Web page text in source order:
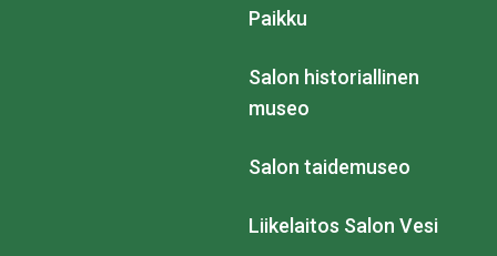
Paikku
Salon historiallinen
museo
Salon taidemuseo
Liikelaitos Salon Vesi